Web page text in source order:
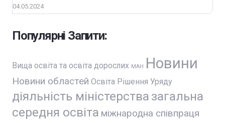
04.05.2024
Популярні Запити:
Вища освіта та освіта дорослих МАН Новини
Новини областей Освіта Рішення Уряду
діяльність міністерства загальна
середня освіта міжнародна співпраця